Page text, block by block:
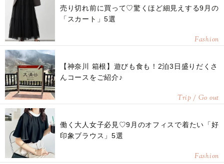
売り切れ前に買って♡驚くほど細見えする9月の
「スカート」5選
Fashion
【神奈川 箱根】遊びも食も！2泊3日盛りだくさ
んコースをご紹介♪
Trip / Go out
働く大人女子必見♡9月のオフィスで着たい「好
印象ブラウス」5選
Fashion